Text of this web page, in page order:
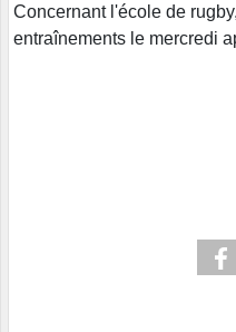
Concernant l'école de
entraînements le mercredi